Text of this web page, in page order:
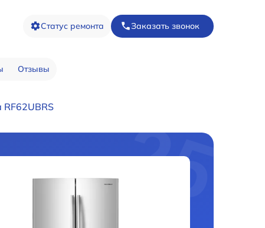
Статус ремонта Заказать звонок
Отзывы